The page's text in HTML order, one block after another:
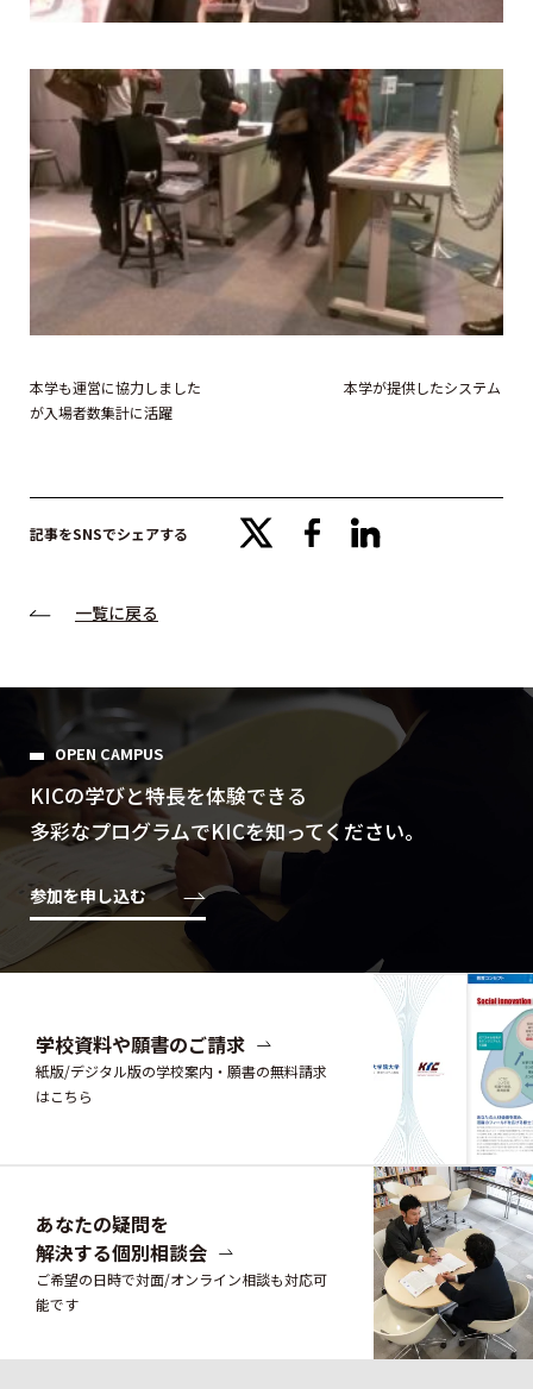
本学も運営に協力しました 本学が提供したシステム
が入場者数集計に活躍
記事をSNSでシェアする facebooklinkedin
一覧に戻る
OPEN CAMPUS
KICの学びと特⻑を体験できる
多彩なプログラムでKICを知ってください。
参加を申し込む
学校資料や願書のご請求
紙版/デジタル版の学校案内・願書の無料請求
はこちら
あなたの疑問を
解決する個別相談会
ご希望の日時で対面/オンライン相談も対応可
能です